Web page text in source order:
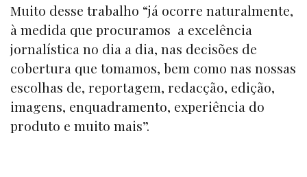
Muito desse trabalho “já ocorre naturalmente,
à medida que procuramos a excelência
jornalística no dia a dia, nas decisões de
cobertura que tomamos, bem como nas nossas
escolhas de, reportagem, redacção, edição,
imagens, enquadramento, experiência do
produto e muito mais”.